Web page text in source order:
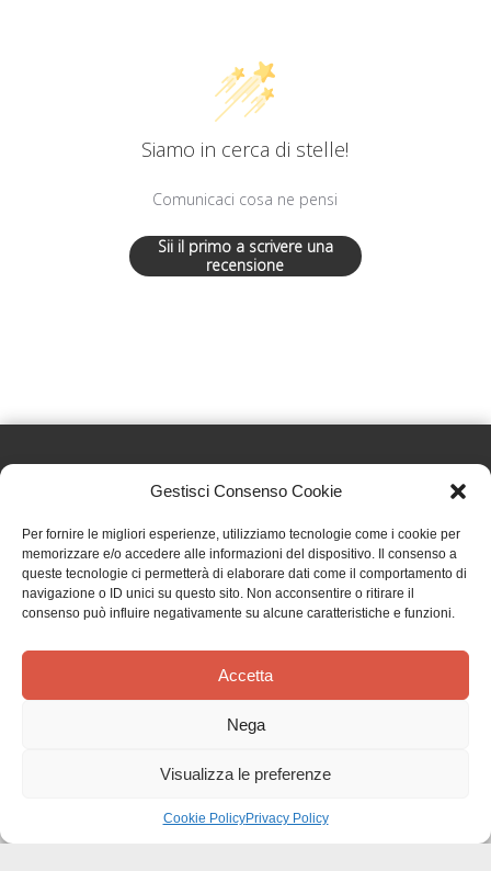
Gestisci Consenso Cookie
Per fornire le migliori esperienze, utilizziamo tecnologie come i cookie per
memorizzare e/o accedere alle informazioni del dispositivo. Il consenso a
queste tecnologie ci permetterà di elaborare dati come il comportamento di
navigazione o ID unici su questo sito. Non acconsentire o ritirare il
consenso può influire negativamente su alcune caratteristiche e funzioni.
Accetta
Nega
Visualizza le preferenze
Cookie PolicyPrivacy Policy
Siamo in cerca di stelle!
Comunicaci cosa ne pensi
Sii il primo a scrivere una
recensione
Effatà Editrice di Pellegrino Paolo SAS
C.F. e P.IVA 09655250018
Via Tre Denti, 1 - 10060 Cantalupa (TO)
Telefono: (+39) 0121 353452 - Fax: (+39) 0121 353839
TERMINI E CONDIZIONI